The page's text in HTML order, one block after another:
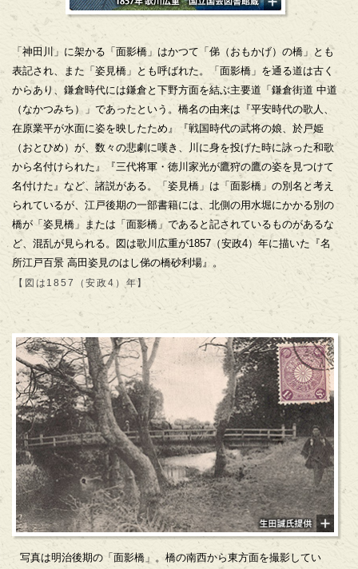
「神田川」に架かる「面影橋」はかつて「俤（おもかげ）の橋」とも
表記され、また「姿見橋」とも呼ばれた。「面影橋」を通る道は古く
からあり、鎌倉時代には鎌倉と下野方面を結ぶ主要道「鎌倉街道 中道
（なかつみち）」であったという。橋名の由来は『平安時代の歌人、
在原業平が水面に姿を映したため』『戦国時代の武将の娘、於戸姫
（おとひめ）が、数々の悲劇に嘆き、川に身を投げた時に詠った和歌
から名付けられた』『三代将軍・徳川家光が鷹狩の鷹の姿を見つけて
名付けた』など、諸説がある。「姿見橋」は「面影橋」の別名と考え
られているが、江戸後期の一部書籍には、北側の用水堀にかかる別の
橋が「姿見橋」または「面影橋」であると記されているものがあるな
ど、混乱が見られる。図は歌川広重が1857（安政4）年に描いた『名
所江戸百景 高田姿見のはし俤の橋砂利場』。
【図は1857（安政4）年】
写真は明治後期の「面影橋」。橋の南西から東方面を撮影してい